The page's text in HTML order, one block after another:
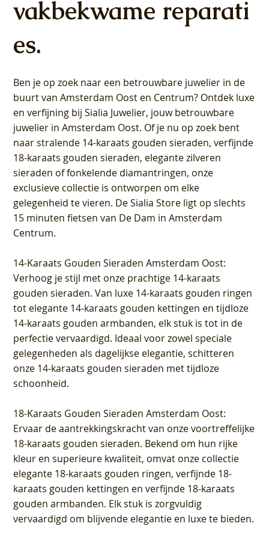
vakbekwame reparati
es.
Ben je op zoek naar een betrouwbare juwelier in de
buurt van Amsterdam Oost en Centrum? Ontdek luxe
en verfijning bij Sialia Juwelier, jouw betrouwbare
juwelier in Amsterdam Oost. Of je nu op zoek bent
naar stralende 14-karaats gouden sieraden, verfijnde
18-karaats gouden sieraden, elegante zilveren
sieraden of fonkelende diamantringen, onze
exclusieve collectie is ontworpen om elke
gelegenheid te vieren. De Sialia Store ligt op slechts
15 minuten fietsen van De Dam in Amsterdam
Centrum.
14-Karaats Gouden Sieraden Amsterdam Oost:
Verhoog je stijl met onze prachtige 14-karaats
gouden sieraden. Van luxe 14-karaats gouden ringen
tot elegante 14-karaats gouden kettingen en tijdloze
14-karaats gouden armbanden, elk stuk is tot in de
perfectie vervaardigd. Ideaal voor zowel speciale
gelegenheden als dagelijkse elegantie, schitteren
onze 14-karaats gouden sieraden met tijdloze
schoonheid.
18-Karaats Gouden Sieraden Amsterdam Oost:
Ervaar de aantrekkingskracht van onze voortreffelijke
18-karaats gouden sieraden. Bekend om hun rijke
kleur en superieure kwaliteit, omvat onze collectie
elegante 18-karaats gouden ringen, verfijnde 18-
karaats gouden kettingen en verfijnde 18-karaats
gouden armbanden. Elk stuk is zorgvuldig
vervaardigd om blijvende elegantie en luxe te bieden.